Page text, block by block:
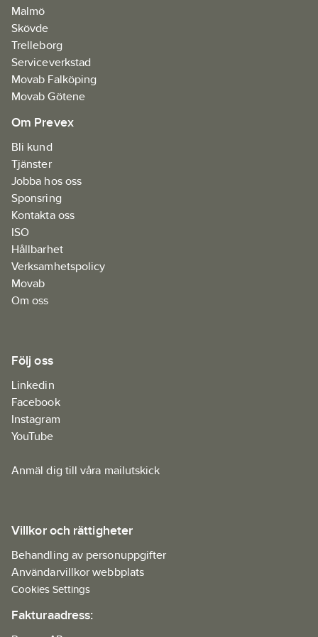
Malmö
Skövde
Trelleborg
Serviceverkstad
Movab Falköping
Movab Götene
Om Prevex
Bli kund
Tjänster
Jobba hos oss
Sponsring
Kontakta oss
ISO
Hållbarhet
Verksamhetspolicy
Movab
Om oss
Följ oss
Linkedin
Facebook
Instagram
YouTube
Anmäl dig till våra mailutskick
Villkor och rättigheter
Behandling av personuppgifter
Användarvillkor webbplats
Cookies Settings
Fakturaadress: